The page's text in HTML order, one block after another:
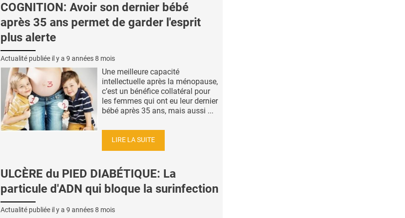
COGNITION: Avoir son dernier bébé
après 35 ans permet de garder l'esprit
plus alerte
Actualité publiée il y a 9 années 8 mois
Une meilleure capacité
intellectuelle après la ménopause,
c’est un bénéfice collatéral pour
les femmes qui ont eu leur dernier
bébé après 35 ans, mais aussi ...
LIRE LA SUITE
ULCÈRE du PIED DIABÉTIQUE: La
particule d'ADN qui bloque la surinfection
Actualité publiée il y a 9 années 8 mois